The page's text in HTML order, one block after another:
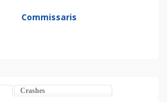
Commissaris
Crashes